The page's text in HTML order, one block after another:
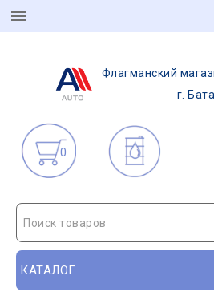
Флагманский
г.
0
Поиск товаров
КАТАЛОГ